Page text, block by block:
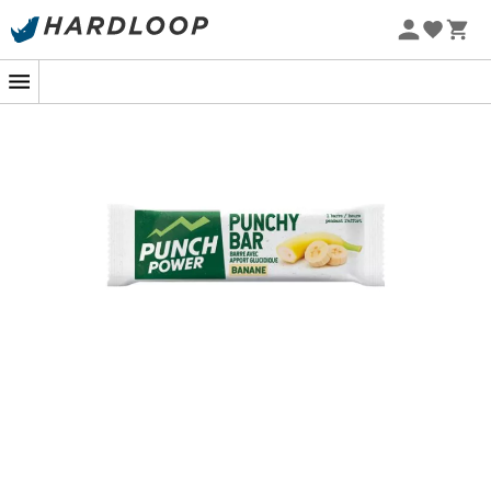
abwechselnd mit dem SpeedGel konsumiert
Aufladung einige Tage vor einem intensiven
Energiegehalt (kcal): 332 / 100
Proteine (g): 5,1 / 1,5